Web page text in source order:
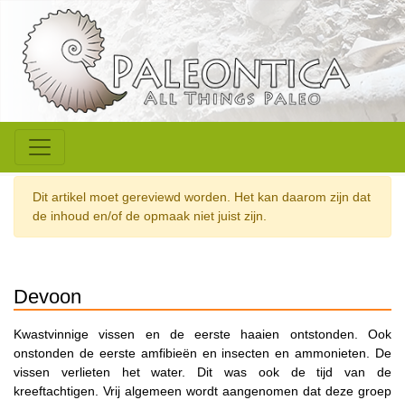
Dit artikel moet gereviewd worden. Het kan daarom zijn dat
de inhoud en/of de opmaak niet juist zijn.
Devoon
Kwastvinnige vissen en de eerste haaien ontstonden. Ook
onstonden de eerste amfibieën en insecten en ammonieten. De
vissen verlieten het water. Dit was ook de tijd van de
kreeftachtigen. Vrij algemeen wordt aangenomen dat deze groep